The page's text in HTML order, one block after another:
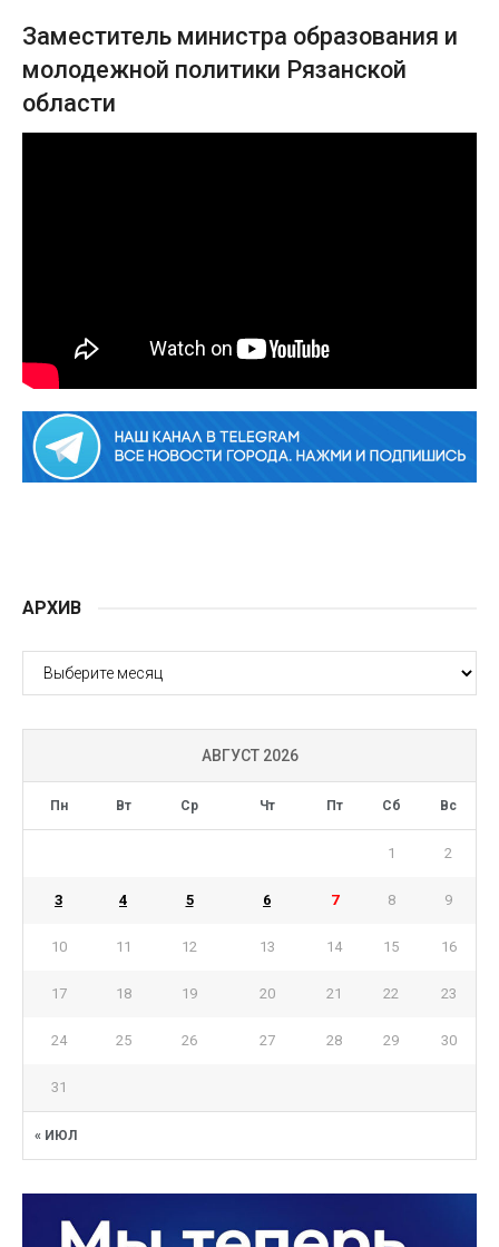
Заместитель министра образования и
молодежной политики Рязанской
области
АРХИВ
АРХИВ
АВГУСТ 2026
Пн Вт Ср Чт Пт Сб Вс
« ИЮЛ
1 2
3 4 5 6 7 8 9
10 11 12 13 14 15 16
17 18 19 20 21 22 23
24 25 26 27 28 29 30
31